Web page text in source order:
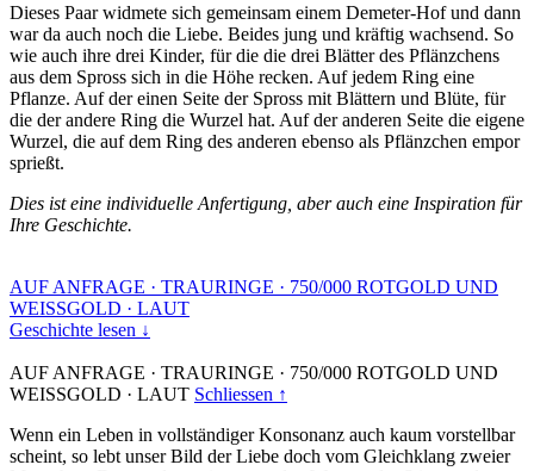
Dieses Paar widmete sich gemeinsam einem Demeter-Hof und dann
war da auch noch die Liebe. Beides jung und kräftig wachsend. So
wie auch ihre drei Kinder, für die die drei Blätter des Pflänzchens
aus dem Spross sich in die Höhe recken. Auf jedem Ring eine
Pflanze. Auf der einen Seite der Spross mit Blättern und Blüte, für
die der andere Ring die Wurzel hat. Auf der anderen Seite die eigene
Wurzel, die auf dem Ring des anderen ebenso als Pflänzchen empor
sprießt.
Dies ist eine individuelle Anfertigung, aber auch eine Inspiration für
Ihre Geschichte.
AUF ANFRAGE · TRAURINGE · 750/000 ROTGOLD UND
WEISSGOLD · LAUT
Geschichte lesen ↓
AUF ANFRAGE · TRAURINGE · 750/000 ROTGOLD UND
WEISSGOLD · LAUT Schliessen ↑
Wenn ein Leben in vollständiger Konsonanz auch kaum vorstellbar
scheint, so lebt unser Bild der Liebe doch vom Gleichklang zweier